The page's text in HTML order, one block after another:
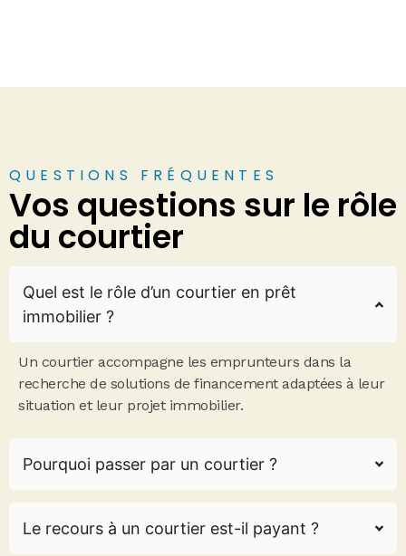
QUESTIONS FRÉQUENTES
Vos questions sur le rôle
du courtier
Quel est le rôle d’un courtier en prêt
immobilier ?
Un courtier accompagne les emprunteurs dans la
recherche de solutions de financement adaptées à leur
situation et leur projet immobilier.
Pourquoi passer par un courtier ?
Le recours à un courtier est-il payant ?